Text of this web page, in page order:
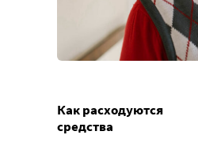
Как расходуются
средства